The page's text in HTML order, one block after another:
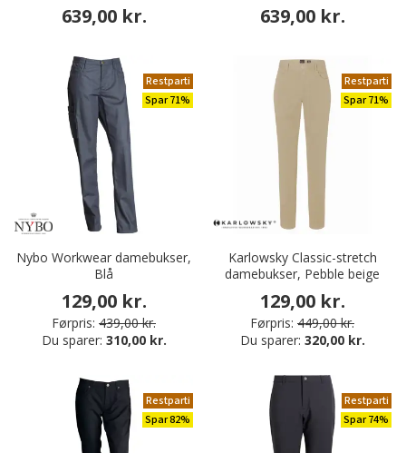
639,00 kr. 639,00 kr.
Restparti
Spar 71%
Nybo Workwear damebukser,
Blå
129,00 kr.
Førpris: 439,00 kr.
Du sparer: 310,00 kr.
Restparti
Spar 71%
Karlowsky Classic-stretch
damebukser, Pebble beige
129,00 kr.
Førpris: 449,00 kr.
Du sparer: 320,00 kr.
Restparti
Spar 82%
Restparti
Spar 74%